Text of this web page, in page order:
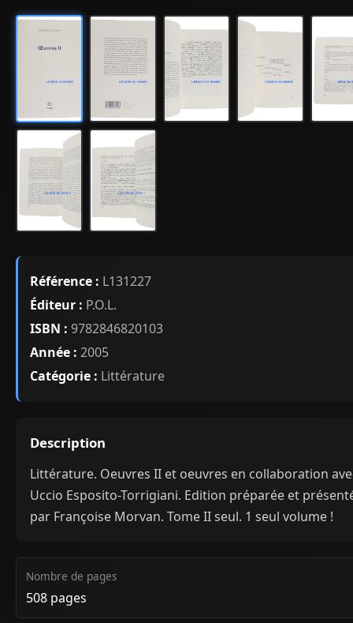
Référence : L131227
Éditeur : P.O.L.
ISBN : 9782846820103
Année : 2005
Catégorie : Littérature
Description
Littérature. Oeuvres II et oeuvres en collaboration
Uccio Esposito-Torrigiani. Edition préparée et
par Françoise Morvan. Tome II seul. 1 seul volume !
Nombre de pages
508 pages